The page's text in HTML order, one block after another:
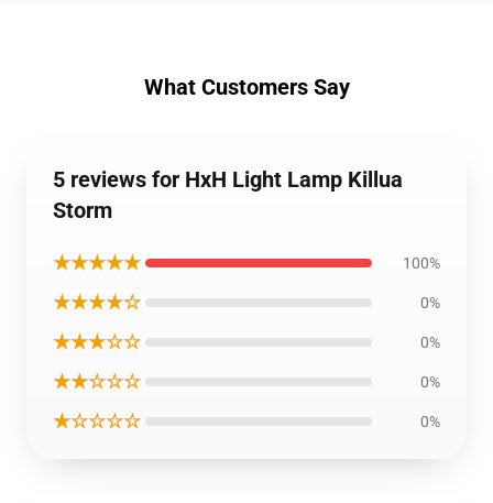
What Customers Say
5 reviews for HxH Light Lamp Killua
Storm
★★★★★ 100%
★★★★☆ 0%
★★★☆☆ 0%
★★☆☆☆ 0%
★☆☆☆☆ 0%